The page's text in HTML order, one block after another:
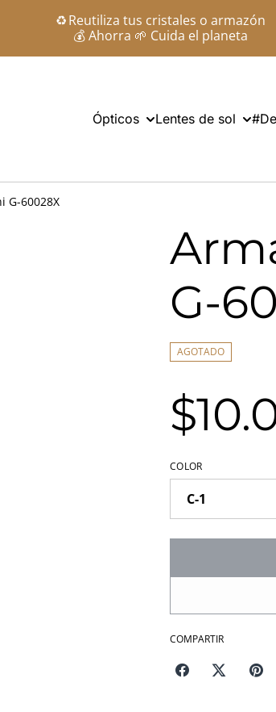
♻️ Reutiliza tus cristales o armazón
💰 Ahorra 🌱 Cuida el planeta
Ópticos Lentes de sol
G-60028X
G-
AGOTADO
COLOR
COMPARTIR